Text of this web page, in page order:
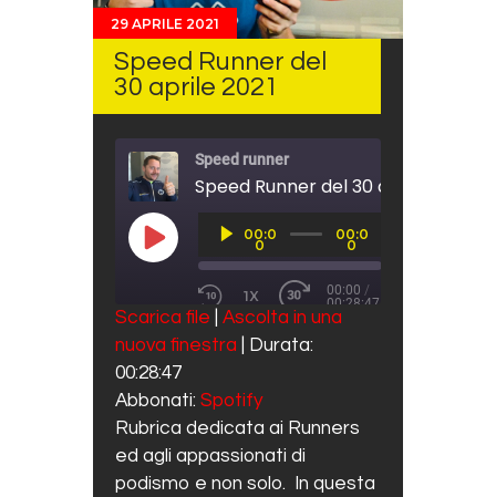
29 APRILE 2021
Speed Runner del
30 aprile 2021
Speed runner
Speed Runner del 30 aprile 2021
PLAY EPISODE
Audio
Player00:0
0
00:0
0
REWIND 10 SECONDS
1X
FAST FORWARD 30
00:00 /
00:28:47
SUBSCRIBE SHARE
Spotify
RSS FEED
SHARE
LINK
EMBED
Scarica file
Ascolta in una
nuova finestra
Durata:
00:28:47
Abbonati: Spotify
Rubrica dedicata ai Runners
ed agli appassionati di
podismo e non solo. In questa